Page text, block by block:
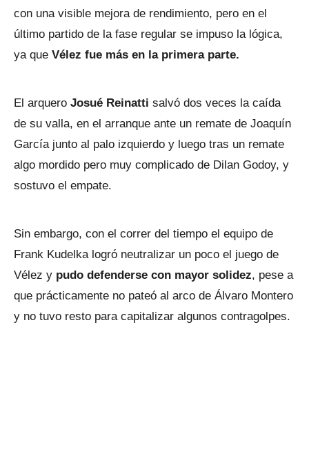
con una visible mejora de rendimiento, pero en el
último partido de la fase regular se impuso la lógica,
ya que Vélez fue más en la primera parte.
El arquero Josué Reinatti salvó dos veces la caída
de su valla, en el arranque ante un remate de Joaquín
García junto al palo izquierdo y luego tras un remate
algo mordido pero muy complicado de Dilan Godoy, y
sostuvo el empate.
Sin embargo, con el correr del tiempo el equipo de
Frank Kudelka logró neutralizar un poco el juego de
Vélez y pudo defenderse con mayor solidez, pese a
que prácticamente no pateó al arco de Álvaro Montero
y no tuvo resto para capitalizar algunos contragolpes.